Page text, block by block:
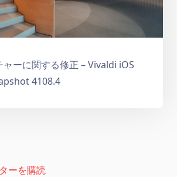
ャーに関する修正 – Vivaldi iOS
4108.4
ーを購読